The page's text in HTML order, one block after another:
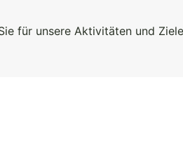
für unsere Aktivitäten und